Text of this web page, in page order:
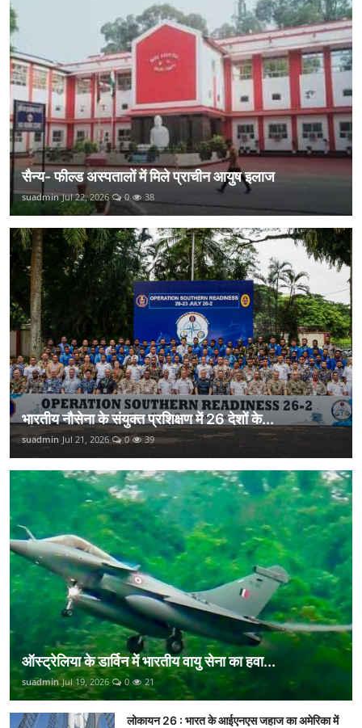
सैन्य- फील्ड अस्पतालों में मिले प्राचीन आयुष इलाज
suadmin Jul 22, 2026 0 38
भारतीय नौसेना के संयुक्त प्रशिक्षण में 26 देशों के...
suadmin Jul 21, 2026 0 39
ऑस्ट्रेलिया के डार्विन में भारतीय वायु सेना का हवा...
suadmin Jul 19, 2026 0 21
लोकायन 26 : भारत के आईएनएस जहाज का अमेरिका में